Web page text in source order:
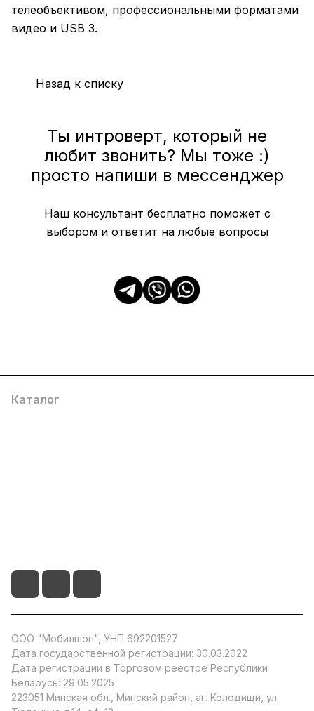
телеобъективом, профессиональными форматами
видео и USB 3.
Назад к списку
Ты интроверт, который не
любит звонить? Мы тоже :)
просто напиши в мессенджер
Наш консультант бесплатно поможет с
выбором и ответит на любые вопросы
Каталог
ООО "Мобилшоп", УНП 692201527
Дата государственной регистрации: 30.03.2022
Дата регистрации в Торговом реестре Республики
Беларусь: 29.05.2025
223051 Минская обл., Минский район, аг. Колодищи, ул.